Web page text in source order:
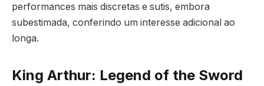
performances mais discretas e sutis, embora
subestimada, conferindo um interesse adicional ao
longa.
King Arthur: Legend of the Sword